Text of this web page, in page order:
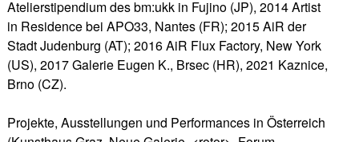
Atelierstipendium des bm:ukk in Fujino (JP), 2014 Artist
in Residence bei APO33, Nantes (FR); 2015 AiR der
Stadt Judenburg (AT); 2016 AiR Flux Factory, New York
(US), 2017 Galerie Eugen K., Brsec (HR), 2021 Kaznice,
Brno (CZ).
Projekte, Ausstellungen und Performances in Österreich